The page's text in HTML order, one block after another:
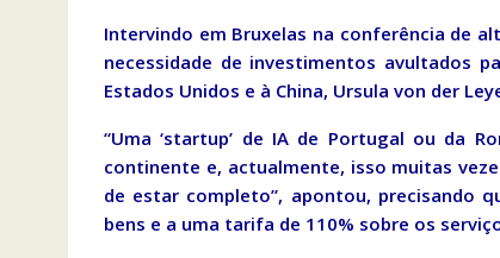
Intervindo em Bruxelas na conferência de
necessidade de investimentos avultados
Estados Unidos e à China, Ursula von der
“Uma ‘startup’ de IA de Portugal ou da
continente e, actualmente, isso muitas
de estar completo”, apontou, precisando
bens e a uma tarifa de 110% sobre os